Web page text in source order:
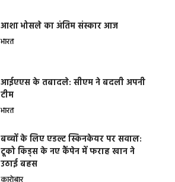
आशा भोसले का अंतिम संस्कार आज
भारत
आईएएस के तबादले: सीएम ने बदली अपनी
टीम
भारत
बच्चों के लिए एडल्ट स्किनकेयर पर सवाल:
टूको किड्स के नए कैंपेन में फराह खान ने
उठाई बहस